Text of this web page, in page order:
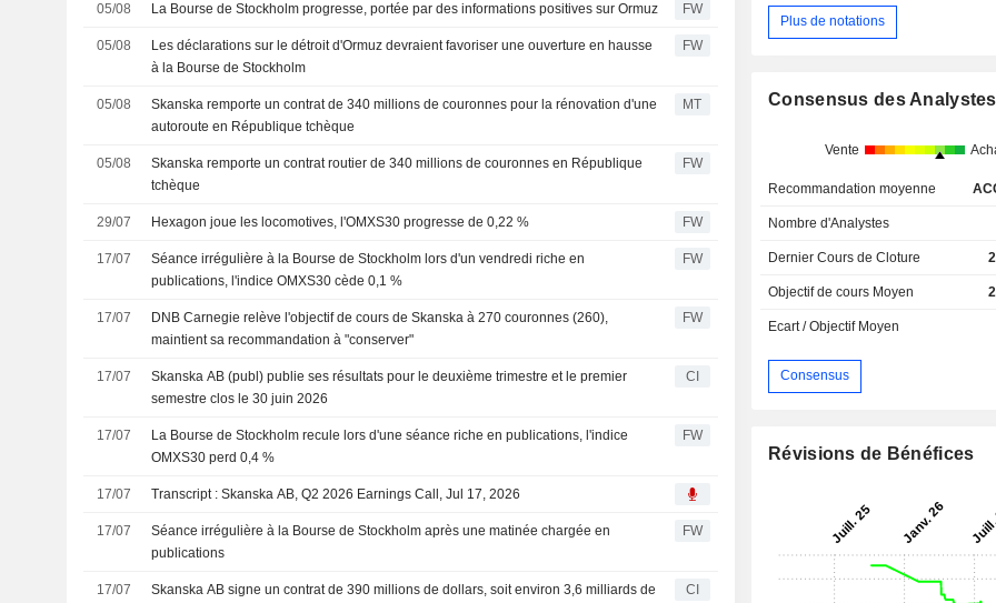
05/08 La Bourse de Stockholm progresse, portée par des informations positives sur Ormuz FW
05/08
Les déclarations sur le détroit d'Ormuz devraient favoriser une ouverture en hausse
à la Bourse de Stockholm
FW
05/08
Skanska remporte un contrat de 340 millions de couronnes pour la rénovation d'une
autoroute en République tchèque
MT
05/08
Skanska remporte un contrat routier de 340 millions de couronnes en République
tchèque
FW
29/07 Hexagon joue les locomotives, l'OMXS30 progresse de 0,22 % FW
17/07
Séance irrégulière à la Bourse de Stockholm lors d'un vendredi riche en
publications, l'indice OMXS30 cède 0,1 %
FW
17/07
DNB Carnegie relève l'objectif de cours de Skanska à 270 couronnes (260),
maintient sa recommandation à "conserver"
FW
17/07
Skanska AB (publ) publie ses résultats pour le deuxième trimestre et le premier
semestre clos le 30 juin 2026
CI
17/07
La Bourse de Stockholm recule lors d'une séance riche en publications, l'indice
OMXS30 perd 0,4 %
FW
17/07 Transcript : Skanska AB, Q2 2026 Earnings Call, Jul 17, 2026
17/07
Séance irrégulière à la Bourse de Stockholm après une matinée chargée en
publications
FW
17/07
Skanska AB signe un contrat de 390 millions de dollars, soit environ 3,6 milliards de
CI
Plus de notations
Consensus des Analystes
Vente
Recommandation moyenne
Nombre d'Analystes
Dernier Cours de Cloture
Objectif de cours Moyen
Ecart / Objectif Moyen
Consensus
Révisions de Bénéfices